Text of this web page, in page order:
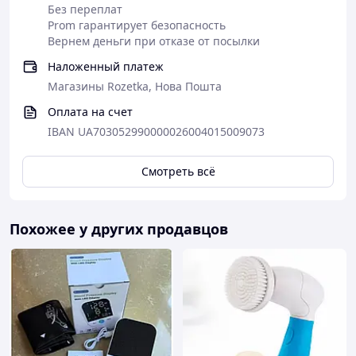
Без переплат
Prom гарантирует безопасность
Вернем деньги при отказе от посылки
Наложенный платеж
Магазины Rozetka, Нова Пошта
Оплата на счет
IBAN UA703052990000026004015009073
Смотреть всё
Похожее у других продавцов